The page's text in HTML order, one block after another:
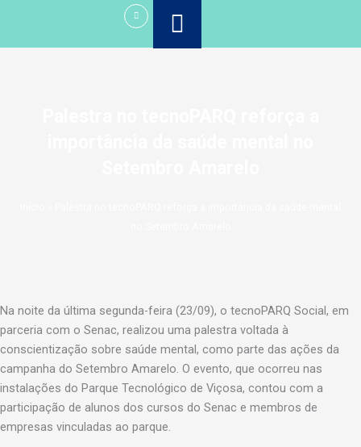
o
Na noite da última segunda-feira (23/09), o tecnoPARQ Social, em
parceria com o Senac, realizou uma palestra voltada à
conscientização sobre saúde mental, como parte das ações da
campanha do Setembro Amarelo. O evento, que ocorreu nas
instalações do Parque Tecnológico de Viçosa, contou com a
participação de alunos dos cursos do Senac e membros de
empresas vinculadas ao parque.